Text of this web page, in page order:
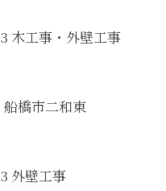
木工事・外壁工事
橋市二和東
外壁工事